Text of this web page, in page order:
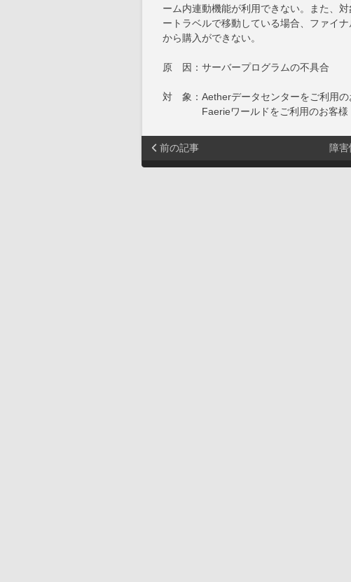
ーム内連動機能が利用できない。また、
ートラベルで移動している場合、ファイ
から購入ができない。
原 因：サーバープログラムの不具合
対 象：Aetherデータセンターをご利用の
Faerieワールドをご利用のお客様
前の記事 障